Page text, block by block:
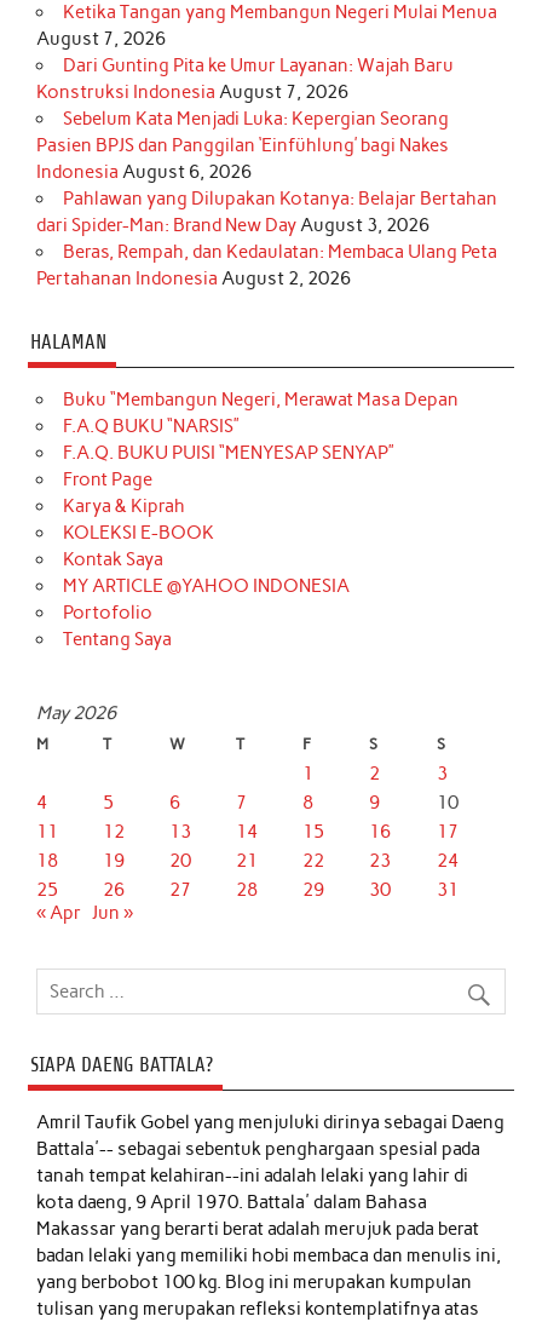
Ketika Tangan yang Membangun Negeri Mulai Menua
August 7, 2026
Dari Gunting Pita ke Umur Layanan: Wajah Baru
Konstruksi Indonesia August 7, 2026
Sebelum Kata Menjadi Luka: Kepergian Seorang
Pasien BPJS dan Panggilan ‘Einfühlung’ bagi Nakes
Indonesia August 6, 2026
Pahlawan yang Dilupakan Kotanya: Belajar Bertahan
dari Spider-Man: Brand New DayAugust 3, 2026
Beras, Rempah, dan Kedaulatan: Membaca Ulang Peta
Pertahanan Indonesia August 2, 2026
HALAMAN
Buku “Membangun Negeri, Merawat Masa Depan
F.A.Q BUKU “NARSIS”
F.A.Q. BUKU PUISI “MENYESAP SENYAP”
Front Page
Karya & Kiprah
KOLEKSI E-BOOK
Kontak Saya
MY ARTICLE @YAHOO INDONESIA
Portofolio
Tentang Saya
May 2026
M T W T F S S
1 2
3
4
5 6 7 8 9
10
11
12 13 14 15 16
17
18
19 20 21 22 23
24
25
26 27 28 29 30
31
« Apr Jun »
SIAPA DAENG BATTALA?
Amril Taufik Gobelyang menjuluki dirinya sebagai Daeng
Battala'-- sebagai sebentuk penghargaan spesial pada
tanah tempat kelahiran--ini adalah lelaki yang lahir di
kota daeng, 9 April 1970. Battala' dalam Bahasa
Makassar yang berarti berat adalah merujuk pada berat
badan lelaki yang memiliki hobi membaca dan menulis ini,
yang berbobot 100 kg. Blog ini merupakan kumpulan
tulisan yang merupakan refleksi kontemplatifnya atas